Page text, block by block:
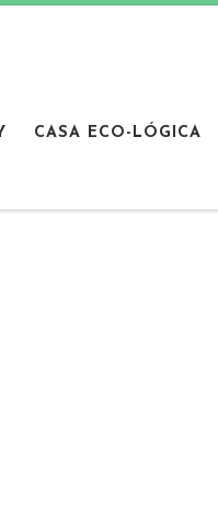
CASA ECO-LÓGICA